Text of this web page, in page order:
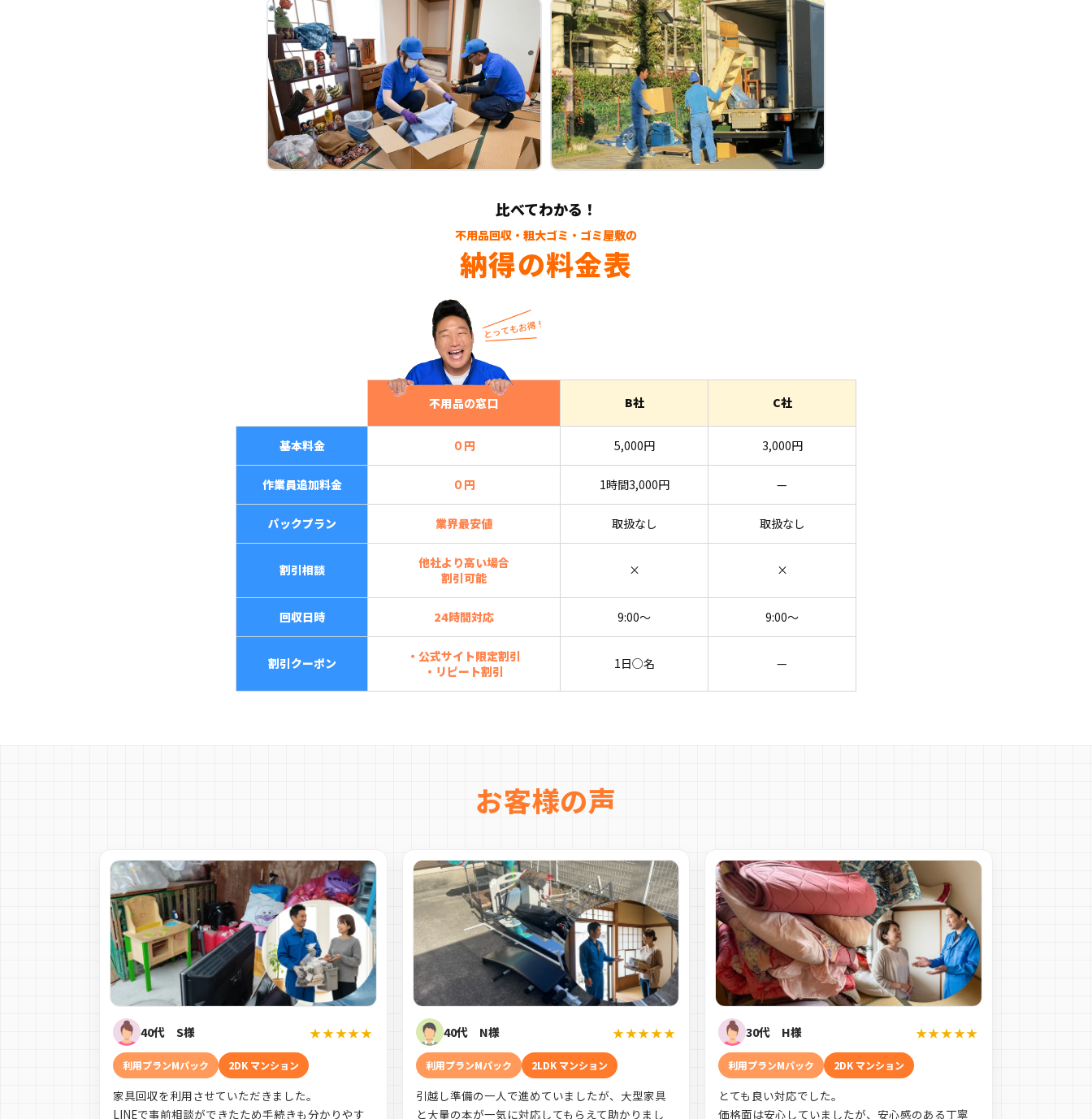
比べてわかる！
不用品回収・粗大ゴミ・ゴミ屋敷の
納得の料金表
不用品の窓口 B社 C社
基本料金 ０円 5,000円 3,000円
作業員追加料金 ０円 1時間3,000円 —
パックプラン 業界最安値 取扱なし 取扱なし
割引相談
他社より高い場合
割引可能
× ×
回収日時 24時間対応 9:00〜 9:00〜
割引クーポン
・公式サイト限定割引
・リピート割引
1日○名 —
お客様の声
40代 S様 ★★★★★
利用プランMパック 2DK マンション
家具回収を利用させていただきました。
LINEで事前相談ができたため手続きも分かりやす
40代 N様 ★★★★★
利用プランMパック 2LDK マンション
引越し準備の一人で進めていましたが、大型家具
と大量の本が一気に対応してもらえて助かりまし
30代 H様 ★★★★★
利用プランMパック 2DK マンション
とても良い対応でした。
価格面は安心していましたが、安心感のある丁寧